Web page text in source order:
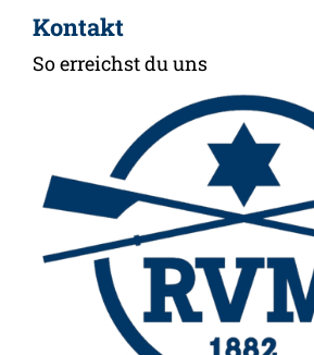
Kontakt
So erreichst du uns